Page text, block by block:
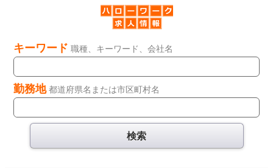
キーワード 職種、キーワード、会社名
勤務地 都道府県名または市区町村名